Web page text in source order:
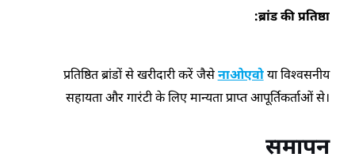
ब्रांड की प्रतिष्ठा:
प्रतिष्ठित ब्रांडों से खरीदारी करें जैसेनाओएवोया विश्वसनीय
सहायता और गारंटी के लिए मान्यता प्राप्त आपूर्तिकर्ताओं से।
समापन